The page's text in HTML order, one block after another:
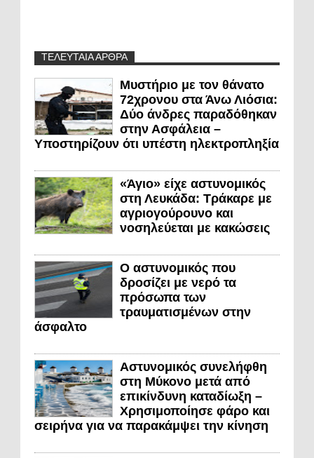
ΤΕΛΕΥΤΑΙΑ ΑΡΘΡΑ
Μυστήριο με τον θάνατο
72χρονου στα Άνω Λιόσια:
Δύο άνδρες παραδόθηκαν
στην Ασφάλεια –
Υποστηρίζουν ότι υπέστη ηλεκτροπληξία
«Άγιο» είχε αστυνομικός
στη Λευκάδα: Τράκαρε με
αγριογούρουνο και
νοσηλεύεται με κακώσεις
Ο αστυνομικός που
δροσίζει με νερό τα
πρόσωπα των
τραυματισμένων στην
άσφαλτο
Αστυνομικός συνελήφθη
στη Μύκονο μετά από
επικίνδυνη καταδίωξη –
Χρησιμοποίησε φάρο και
σειρήνα για να παρακάμψει την κίνηση